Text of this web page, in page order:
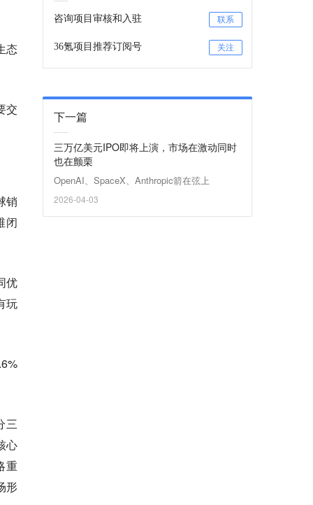
态
交
销
闭
优
玩
三
心
重
形
咨询项目审核和入驻 联系
36氪项目推荐订阅号 关注
下一篇
三万亿美元IPO即将上演，市场在激动同时
也在颤栗
OpenAI、SpaceX、Anthropic箭在弦上
2026-04-03